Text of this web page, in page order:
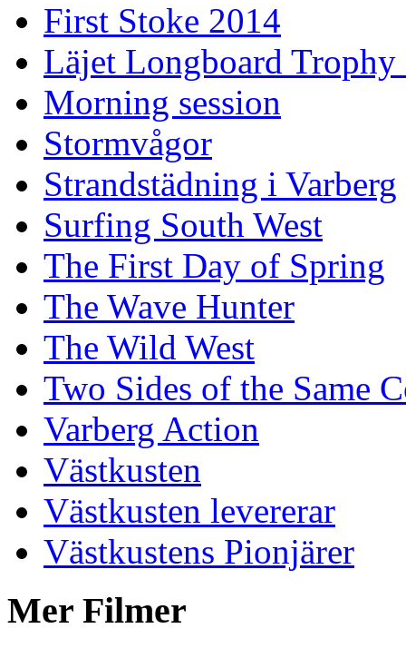
First Stoke 2014
Läjet Longboard
Morning session
Stormvågor
Strandstädning i Varberg
Surfing South West
The First Day of Spring
The Wave Hunter
The Wild West
Two Sides of the Same
Varberg Action
Västkusten
Västkusten levererar
Västkustens Pionjärer
Mer Filmer